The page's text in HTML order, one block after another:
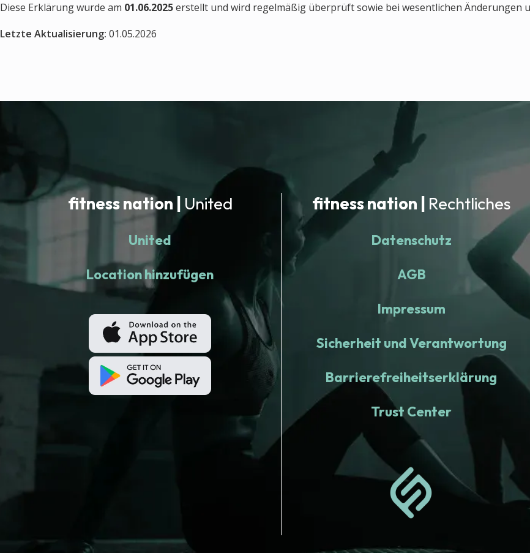
Diese Erklärung wurde am 01.06.2025erstellt und wird regelmäßig überprüft sowie bei wesentlichen Änderungen
Letzte Aktualisierung: 01.05.2026
fitness nation | United
United
Location hinzufügen
fitness nation | Rechtliches
Datenschutz
AGB
Impressum
Sicherheit und Verantwortung
Barrierefreiheitserklärung
Trust Center